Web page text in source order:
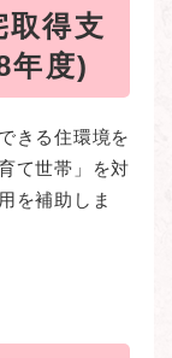
取得支
年度)
きる住環境を
て世帯」を対
を補助しま